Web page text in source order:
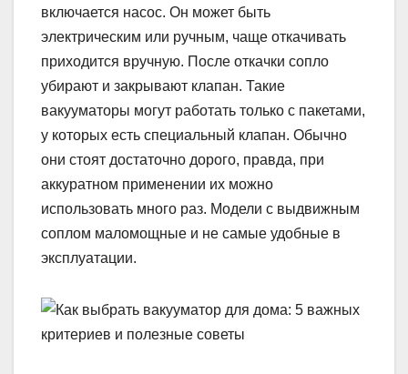
включается насос. Он может быть
электрическим или ручным, чаще откачивать
приходится вручную. После откачки сопло
убирают и закрывают клапан. Такие
вакууматоры могут работать только с пакетами,
у которых есть специальный клапан. Обычно
они стоят достаточно дорого, правда, при
аккуратном применении их можно
использовать много раз. Модели с выдвижным
соплом маломощные и не самые удобные в
эксплуатации.